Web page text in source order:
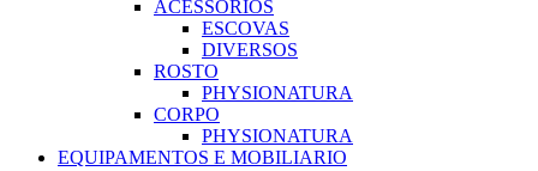
ACESSORIOS
ESCOVAS
DIVERSOS
ROSTO
PHYSIONATURA
CORPO
PHYSIONATURA
EQUIPAMENTOS E MOBILIARIO